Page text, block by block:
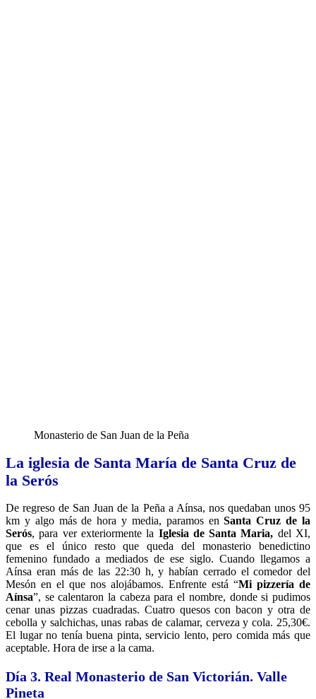
Monasterio de San Juan de la Peña
La iglesia de Santa María de Santa Cruz de
la Serós
De regreso de San Juan de la Peña a Aínsa, nos quedaban unos 95
km y algo más de hora y media, paramos enSanta Cruz de la
Serós, para ver exteriormente la Iglesia de Santa Maria, del XI,
que es el único resto que queda del monasterio benedictino
femenino fundado a mediados de ese siglo. Cuando llegamos a
Aínsa eran más de las 22:30 h, y habían cerrado el comedor del
Mesón en el que nos alojábamos. Enfrente está “Mi pizzería de
Aínsa”, se calentaron la cabeza para el nombre, donde si pudimos
cenar unas pizzas cuadradas. Cuatro quesos con bacon y otra de
cebolla y salchichas, unas rabas de calamar, cerveza y cola. 25,30€.
El lugar no tenía buena pinta, servicio lento, pero comida más que
aceptable. Hora de irse a la cama.
Día 3. Real Monasterio de San Victorián. Valle
Pineta